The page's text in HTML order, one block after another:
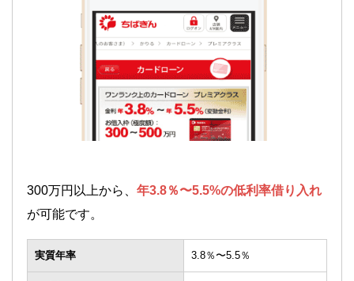
300万円以上から、 年3.8％〜5.5%の低利率借り入れ
が可能です。
実質年率 3.8％〜5.5％